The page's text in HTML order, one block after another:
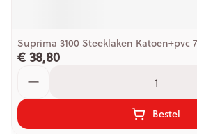
Suprima 3100 Steeklaken Katoen+pvc
€ 38,80
Bestel